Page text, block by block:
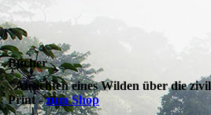
Bücher
"Ansichten eines Wilden über die
Print-zum Shop